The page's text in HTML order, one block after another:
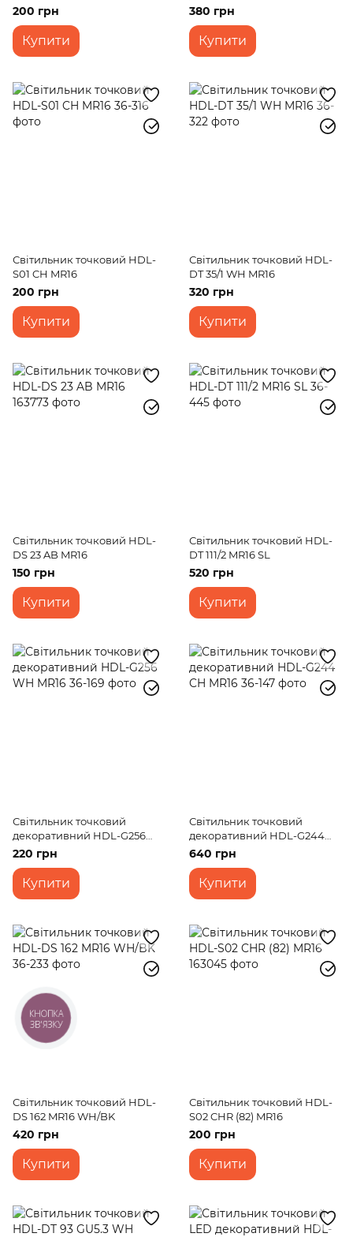
G262/3W + WH MR16
200 грн
Купити
MR16
380 грн
Купити
Світильник точковий HDL-
S01 CH MR16
200 грн
Купити
Світильник точковий HDL-
DT 35/1 WH MR16
320 грн
Купити
Світильник точковий HDL-
DS 23 AB MR16
150 грн
Купити
Світильник точковий HDL-
DT 111/2 MR16 SL
520 грн
Купити
Світильник точковий
декоративний HDL-G256
WH MR16
220 грн
Купити
Світильник точковий
декоративний HDL-G244
CH MR16
640 грн
Купити
Світильник точковий HDL-
DS 162 MR16 WH/BK
420 грн
Купити
Світильник точковий HDL-
S02 CHR (82) MR16
200 грн
Купити
КНОПКА
ЗВ'ЯЗКУ